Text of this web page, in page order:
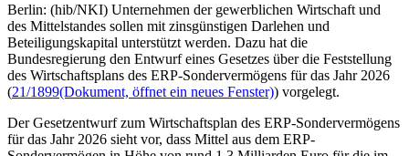
Berlin: (hib/NKI) Unternehmen der gewerblichen Wirtschaft und
des Mittelstandes sollen mit zinsgünstigen Darlehen und
Beteiligungskapital unterstützt werden. Dazu hat die
Bundesregierung den Entwurf eines Gesetzes über die Feststellung
des Wirtschaftsplans des ERP-Sondervermögens für das Jahr 2026
(21/1899(Dokument, öffnet ein neues Fenster)) vorgelegt.
Der Gesetzentwurf zum Wirtschaftsplan des ERP-Sondervermögens
für das Jahr 2026 sieht vor, dass Mittel aus dem ERP-